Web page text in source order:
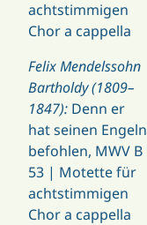
achtstimmigen
Chor a cappella
Felix Mendelssohn
Bartholdy (1809–
1847): Denn er
hat seinen Engeln
befohlen, MWV B
53 | Motette für
achtstimmigen
Chor a cappella